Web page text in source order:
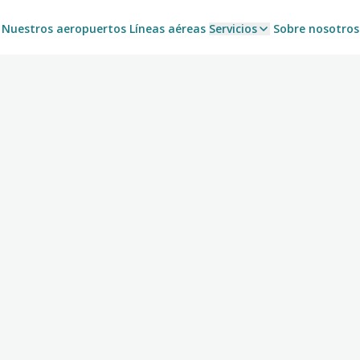
Nuestros aeropuertos Líneas aéreas Servicios Sobre nosotros